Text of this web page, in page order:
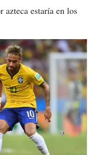
azteca estaría en los
X